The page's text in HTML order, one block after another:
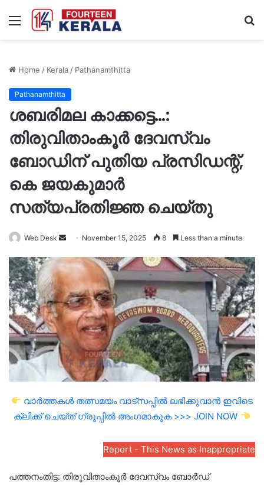
Menu
Home / Kerala/ Pathanamthitta
Pathanamthitta
ശബരിമല കാക്കട്ടെ…:
തിരുവിതാംകൂർ ദേവസ്വം
ബോഡിന് പുതിയ പ്രസിഡന്റ്,
കെ ജയകുമാർ
സത്യപ്രതിജ്ഞ ചെയ്തു
Web Desk
Send
email
November 15, 2025 8 Less than a minute
വാർത്തകൾ തത്സമയം വാട്സപ്പിൽ ലഭിക്കുവാൻ ഇവിടെ
ക്ലിക്ക് ചെയ്ത് ഗ്രൂപ്പിൽ അംഗമാകുക >>> JOIN NOW
Report - This News as Inappropriate
പത്തനംതിട്ട: തിരുവിതാംകൂർ ദേവസ്വം ബോർഡ്